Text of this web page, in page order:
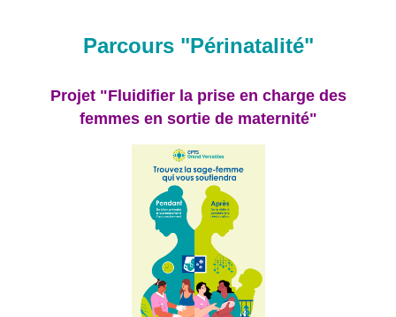
Parcours "Périnatalité"
Projet "Fluidifier la prise en charge des
femmes en sortie de maternité"